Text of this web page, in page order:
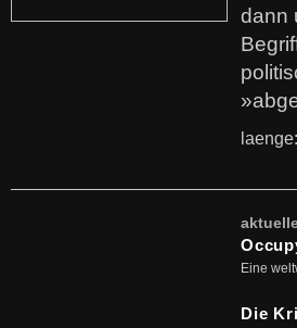
dann
laenge:
Eine
Die